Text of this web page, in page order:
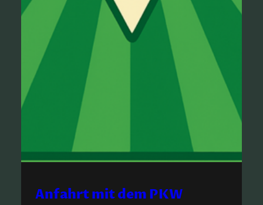
Anfahrt mit dem PKW